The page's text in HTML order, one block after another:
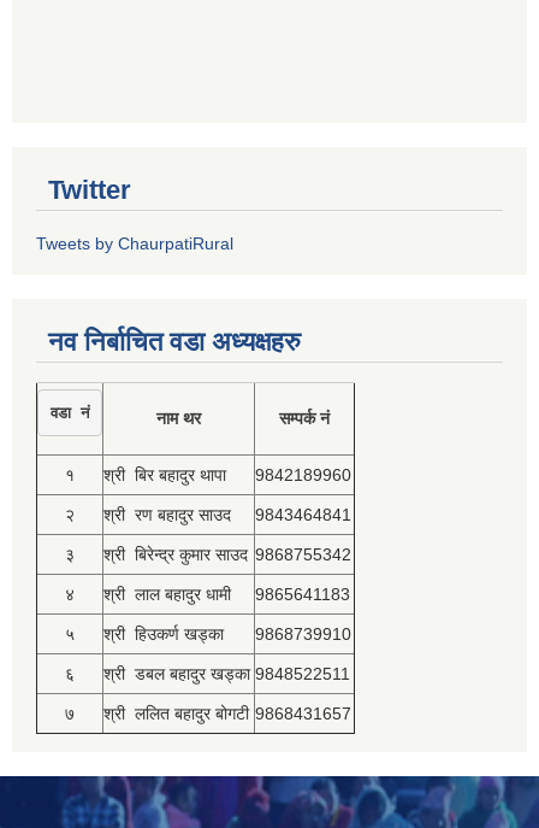
Twitter
Tweets by ChaurpatiRural
नव निर्बाचित वडा अध्यक्षहरु
वडा नं नाम थर सम्पर्क नं
१ श्री बिर बहादुर थापा 9842189960
२ श्री रण बहादुर साउद 9843464841
३ श्री बिरेन्द्र कुमार साउद 9868755342
४ श्री लाल बहादुर धामी 9865641183
५ श्री हिउकर्ण खड्का 9868739910
६ श्री डबल बहादुर खड्का 9848522511
७ श्री ललित बहादुर बोगटी 9868431657